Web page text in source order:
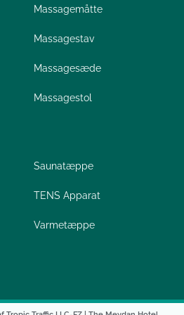
Massagemåtte
Massagestav
Massagesæde
Massagestol
Saunatæppe
TENS Apparat
Varmetæppe